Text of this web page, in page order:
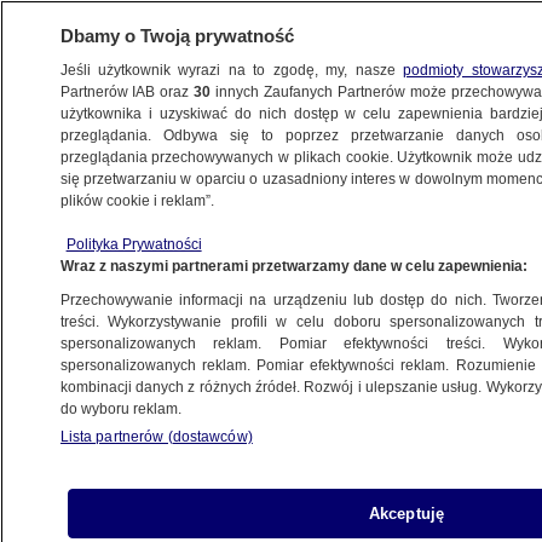
METEO
ŚWIAT
w niebezpieczeństwie
5.05.2024, 13:12
Udostępnij
Indonezyjscy wolontariusze niosą pomoc
ewakuacja tysięcy ludzi, którzy nie zawsze mieli
Dbamy o Twoją prywatność
Jeśli użytkownik wyrazi na to zgodę, my, naszepodmioty
Partnerów IAB oraz30 innych Zaufanych Partnerów może
użytkownika i uzyskiwać do nich dostęp w celu zapewnienia
przeglądania. Odbywa się to poprzez przetwarzanie danych
przeglądania przechowywanych w plikach cookie. Użytkownik może
się przetwarzaniu w oparciu o uzasadniony interes w dowolnym
plików cookie i reklam”.
Polityka Prywatności
Wraz z naszymi partnerami przetwarzamy dane w celu zapewnienia:
Przechowywanie informacji na urządzeniu lub dostęp do nich.
treści. Wykorzystywanie profili w celu doboru spersonalizowanych
spersonalizowanych reklam. Pomiar efektywności treści.
spersonalizowanych reklam. Pomiar efektywności reklam.
kombinacji danych z różnych źródeł. Rozwój i ulepszanie usług.
do wyboru reklam.
Lista partnerów (dostawców)
Akceptuję